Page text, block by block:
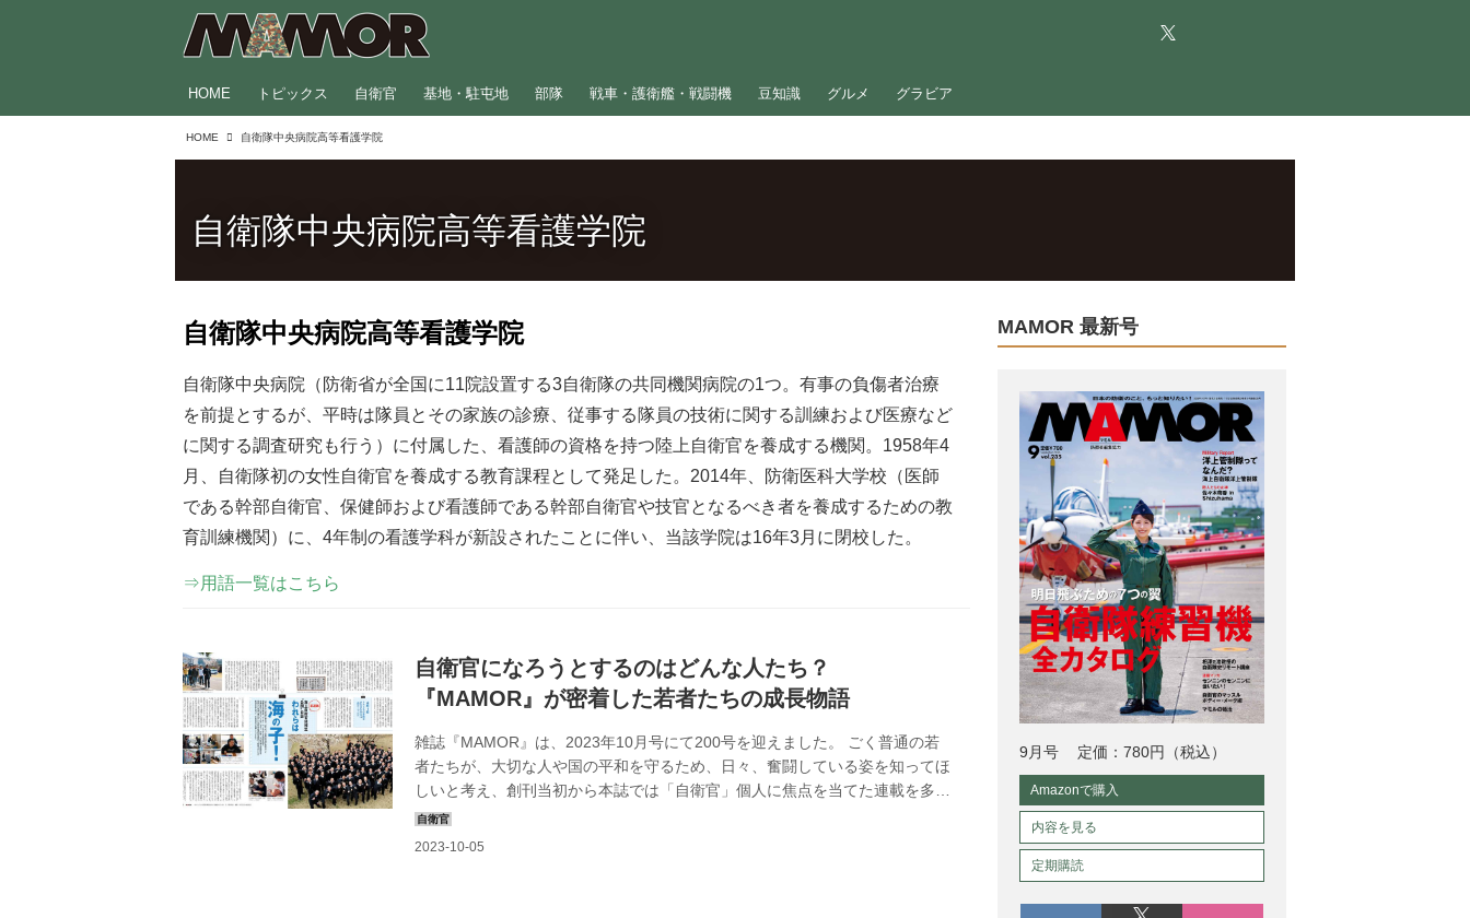
HOME トピックス 自衛官 基地・駐屯地 部隊 戦車・護衛艦・戦闘機 豆知識 グルメ グラビア
HOME 自衛隊中央病院高等看護学院
自衛隊中央病院高等看護学院
自衛隊中央病院高等看護学院
自衛隊中央病院（防衛省が全国に11院設置する3自衛隊の共同機関病院の1つ。有事の負傷者治療
を前提とするが、平時は隊員とその家族の診療、従事する隊員の技術に関する訓練および医療など
に関する調査研究も行う）に付属した、看護師の資格を持つ陸上自衛官を養成する機関。1958年4
月、自衛隊初の女性自衛官を養成する教育課程として発足した。2014年、防衛医科大学校（医師
である幹部自衛官、保健師および看護師である幹部自衛官や技官となるべき者を養成するための教
育訓練機関）に、4年制の看護学科が新設されたことに伴い、当該学院は16年3月に閉校した。
⇒用語一覧はこちら
自衛官になろうとするのはどんな人たち？
『MAMOR』が密着した若者たちの成長物語
雑誌『MAMOR』は、2023年10月号にて200号を迎えました。 ごく普通の若
者たちが、大切な人や国の平和を守るため、日々、奮闘している姿を知ってほ
しいと考え、創刊当初から本誌では「自衛官」個人に焦点を当てた連載を多く
掲載してきた。 若者たちの“グローイング・アップ物語”は、読む者の胸を熱く
する。それが、国を守るために身をていする若者に密着取材、となればなおさ
MAMOR 最新号
9月号 定価：780円（税込）
Amazonで購入
内容を見る
定期購読